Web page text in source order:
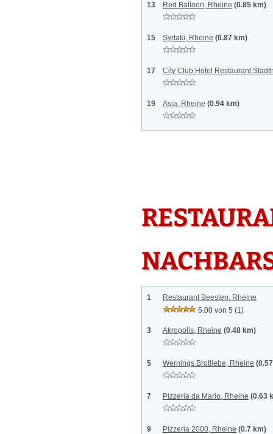
13 Red Balloon, Rheine (0.85 km)
15 Syrtaki, Rheine (0.87 km)
17 City Club Hotel Restaurant
19 Asia, Rheine (0.94 km)
1
Restaurant Beesten, Rheine
5.00 von 5 (1)
3 Akropolis, Rheine (0.48 km)
5 Wernings Brotliebe, Rheine
7 Pizzeria da Mario, Rheine (0.63
9 Pizzeria 2000, Rheine (0.7 km)